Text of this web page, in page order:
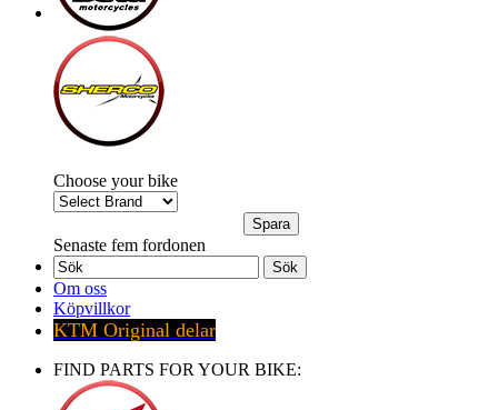
Choose your bike
Senaste fem fordonen
Sök
Om oss
Köpvillkor
KTM Original delar
FIND PARTS FOR YOUR BIKE: